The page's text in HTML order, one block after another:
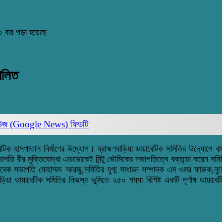
বার পড়া হয়েছে
(Google News) ফিডটি
হাসপাতাল নির্মাণের উদ্যোগ। ব্রাহ্মণবাড়িয়া ডায়াবেটিক সমিতির উদ্যোগে
বীর মুক্তিযোদ্ধা এডভোকেট মিন্টু ভৌমিকের সভাপতিত্বে বক্তৃতা
সাবেক সভাপতি মোহাম্মদ আরজু,সমিতির যুগ্ম সাধারন সম্পাদক এম ‌ওমর
ডায়াবেটিক সমিতির নিজস্ব ভুমিতে ২৫০ শয্যা বিশিষ্ট একটি পূর্ণাঙ্গ